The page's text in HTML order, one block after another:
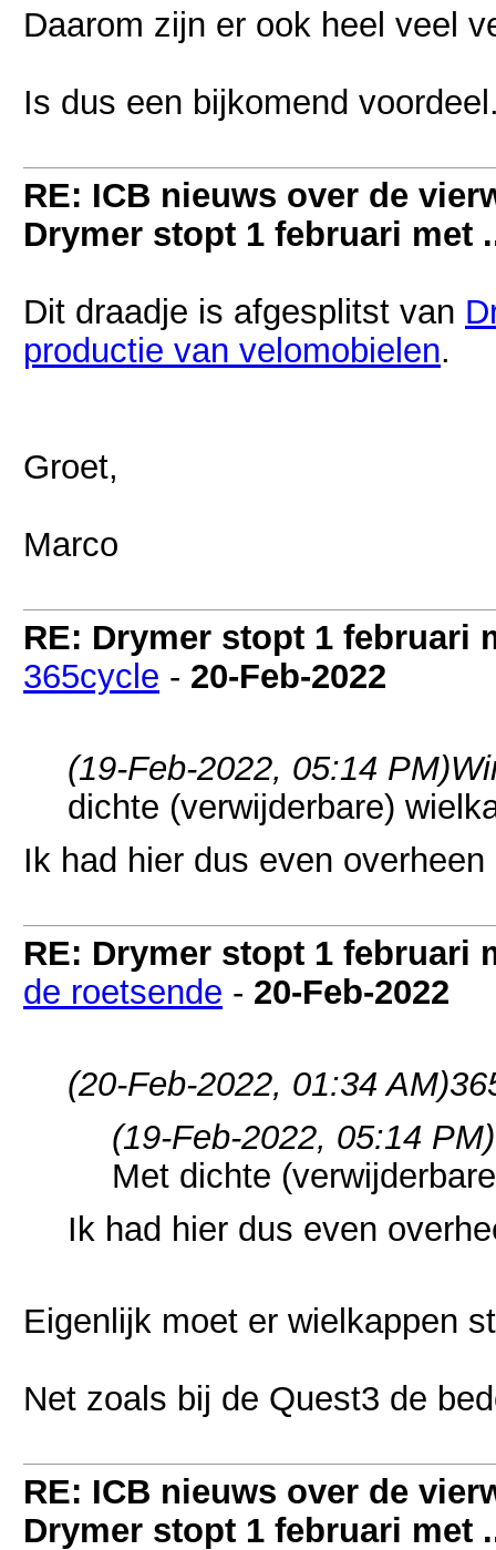
Daarom zijn er ook heel veel
Is dus een bijkomend
RE: ICB nieuws over de
Drymer stopt 1 februari met
Dit draadje is afgesplitst van
productie van velomobielen.
Groet,
Marco
RE: Drymer stopt 1 februari
365cycle - 20-Feb-2022
(19-Feb-2022, 05:14 PM)
dichte (verwijderbare)
Ik had hier dus even
RE: Drymer stopt 1 februari
de roetsende - 20-Feb-2022
(20-Feb-2022, 01:34 AM)
(19-Feb-2022, 05:14 PM)
Met dichte
Ik had hier dus even
Eigenlijk moet er wielkappen
Net zoals bij de Quest3 de
RE: ICB nieuws over de
Drymer stopt 1 februari met